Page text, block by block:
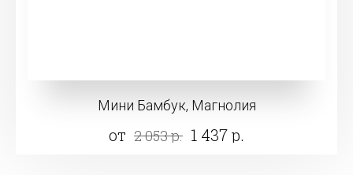
Мини Бамбук, Магнолия
от 2 053 р. 1 437 р.